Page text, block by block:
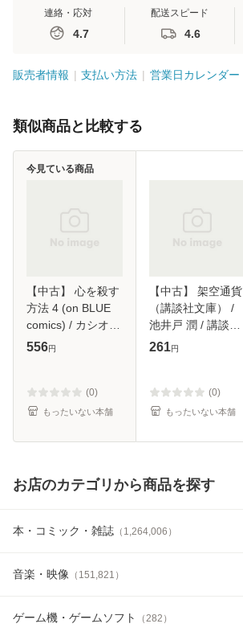
連絡・応対
4.7
配送スピード
4.6
販売者情報 支払い方法 営業日カレンダー
類似商品と比較する
【中古】 心を殺す
方法 4 (on BLUE
comics) / カシオ /
祥伝社 [コミック]
556円
(0)
もったいない本舗
今見ている商品
【中古】 架空通貨
（講談社文庫） /
池井戸 潤 / 講談社
[文庫]【メール便送
261円
(0)
もったいない本舗
お店のカテゴリから商品を探す
本・コミック・雑誌 （ 1,264,006 ）
音楽・映像 （ 151,821 ）
ゲーム機・ゲームソフト （282 ）